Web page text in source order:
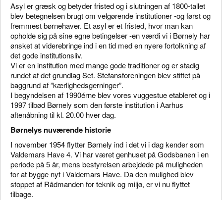
Asyl er græsk og betyder fristed og i slutningen af 1800-tallet
blev betegnelsen brugt om velgørende institutioner -og først og
fremmest børnehaver. Et asyl er et fristed, hvor man kan
opholde sig på sine egne betingelser -en værdi vi i Børnely har
ønsket at viderebringe ind i en tid med en nyere fortolkning af
det gode institutionsliv.
Vi er en institution med mange gode traditioner og er stadig
rundet af det grundlag Sct. Stefansforeningen blev stiftet på
baggrund af ”kærlighedsgerninger”.
I begyndelsen af 1990érne blev vores vuggestue etableret og i
1997 tilbød Børnely som den første institution i Aarhus
aftenåbning til kl. 20.00 hver dag.
Børnelys nuværende historie
I november 1954 flytter Børnely ind i det vi i dag kender som
Valdemars Have 4. Vi har været genhuset på Godsbanen i en
periode på 5 år, mens bestyrelsen arbejdede på muligheden
for at bygge nyt i Valdemars Have. Da den mulighed blev
stoppet af Rådmanden for teknik og miljø, er vi nu flyttet
tilbage.